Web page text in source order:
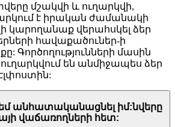
մշակվի և ուղարկվի,
է իրական ժամանակի
կարողանաք վերահսկել ձեր
հավաքածուներ-ի
Գործողությունների մասին
ուղարկվում են անմիջապես ձեր
եմ անհատականացնել իմ:նվերը
վաճառողների հետ: